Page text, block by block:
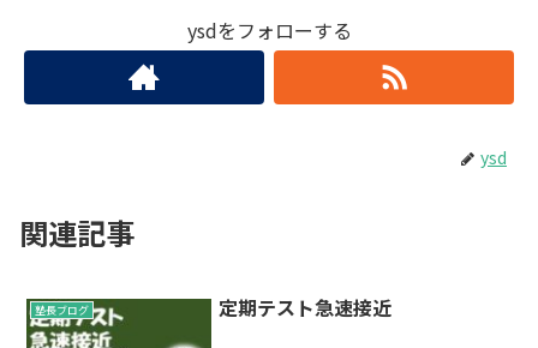
ysdをフォローする
ysd
関連記事
塾長ブログ 定期テスト急速接近